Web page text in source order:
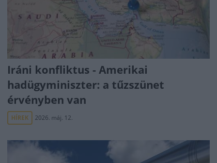
Iráni konfliktus - Amerikai
hadügyminiszter: a tűzszünet
érvényben van
HÍREK 2026. máj. 12.